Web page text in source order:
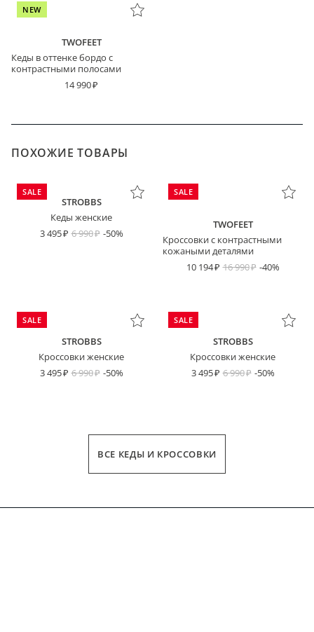
NEW
TWOFEET
Кеды в оттенке бордо с
контрастными полосами
14 990
ПОХОЖИЕ ТОВАРЫ
SALE
STROBBS
Кеды женские
3 495
6 990 -50%
SALE
TWOFEET
Кроссовки с контрастными
кожаными деталями
10 194
16 990 -40%
SALE
STROBBS
Кроссовки женские
3 495
6 990 -50%
SALE
STROBBS
Кроссовки женские
3 495
6 990 -50%
ВСЕ КЕДЫ И КРОССОВКИ